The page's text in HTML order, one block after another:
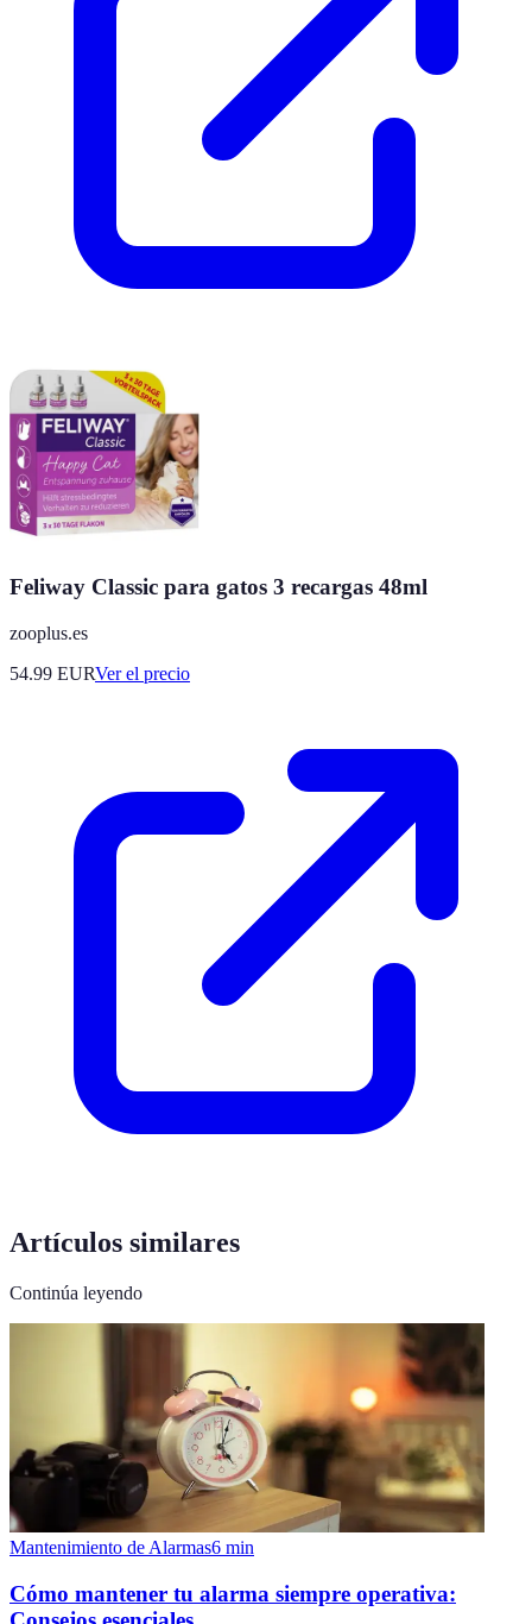
Feliway Classic para gatos 3 recargas 48ml
zooplus.es
54.99 EURVer el precio
Artículos similares
Continúa leyendo
Mantenimiento de Alarmas6 min
Cómo mantener tu alarma siempre operativa: